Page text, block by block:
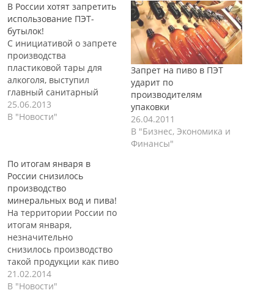
В России хотят запретить
использование ПЭТ-
бутылок!
С инициативой о запрете
производства
пластиковой тары для
алкоголя, выступил
главный санитарный
врач России Геннадий
Онищенко. Данное
проводила санитарная
служба, по результатам
которого в упаковке было
обнаружено вредное для
здоровья вещество-
дибутилфтолат. Геннадий
Онищенко отметил, что
данное вещество крайне
негативно влияет на
человеческий организм,
особенно…
25.06.2013
В "Новости"
Запрет на пиво в ПЭТ
ударит по
производителям
упаковки
26.04.2011
В "Бизнес, Экономика и
Финансы"
По итогам января в
России снизилось
производство
минеральных вод и пива!
На территории России по
итогам января,
незначительно
снизилось производство
такой продукции как пиво
и минеральные воды, по
сравнению с январем
21.02.2014
В "Новости"